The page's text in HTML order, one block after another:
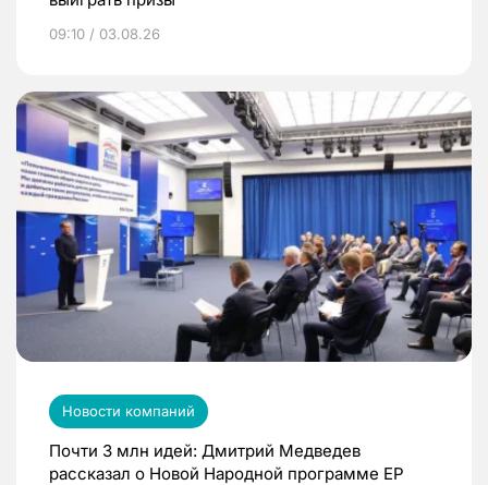
09:10 / 03.08.26
Новости компаний
Почти 3 млн идей: Дмитрий Медведев
рассказал о Новой Народной программе ЕР